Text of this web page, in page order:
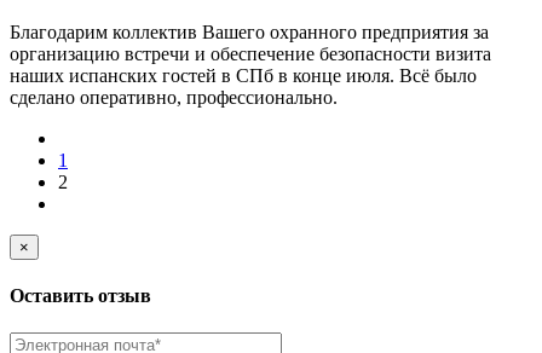
Благодарим коллектив Вашего охранного предприятия за
организацию встречи и обеспечение безопасности визита
наших испанских гостей в СПб в конце июля. Всё было
сделано оперативно, профессионально.
1
2
×
Оставить отзыв